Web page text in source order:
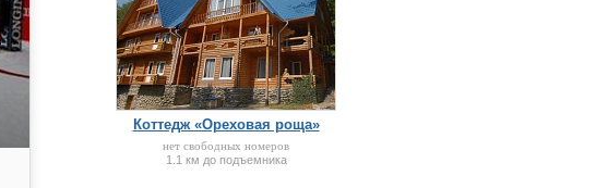
Коттедж «Ореховая роща»
нет свободных номеров
1.1 км до подъемника